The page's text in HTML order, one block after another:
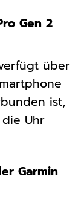
Gen 2
über
ist,
Uhr
Garmin